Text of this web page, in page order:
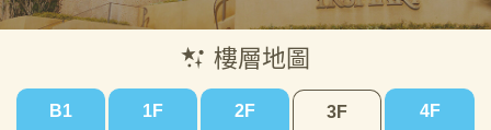
樓層地圖
B1 1F 2F 3F 4F